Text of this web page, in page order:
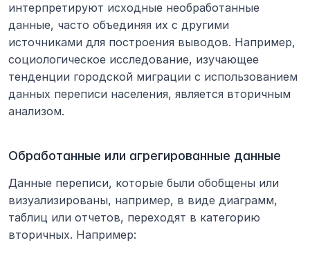
интерпретируют исходные необработанные
данные, часто объединяя их с другими
источниками для построения выводов. Например,
социологическое исследование, изучающее
тенденции городской миграции с использованием
данных переписи населения, является вторичным
анализом.
Обработанные или агрегированные данные
Данные переписи, которые были обобщены или
визуализированы, например, в виде диаграмм,
таблиц или отчетов, переходят в категорию
вторичных. Например: